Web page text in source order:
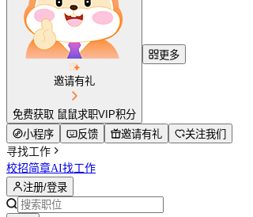
邀请有礼
免费获取 鼠鼠求职VIP积分
更多
小程序 反馈 邀请有礼
关注我们
寻找工作
校招简章AI找工作
注册/登录